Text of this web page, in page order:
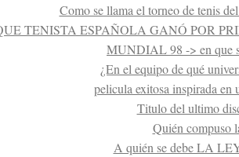
Como se llama el torneo de tenis
TENISTA ESPAÑOLA GANÓ POR
MUNDIAL 98 -> en que
¿En el equipo de qué
pelicula exitosa inspirada en
Titulo del ultimo
Quién compuso
A quién se debe LA